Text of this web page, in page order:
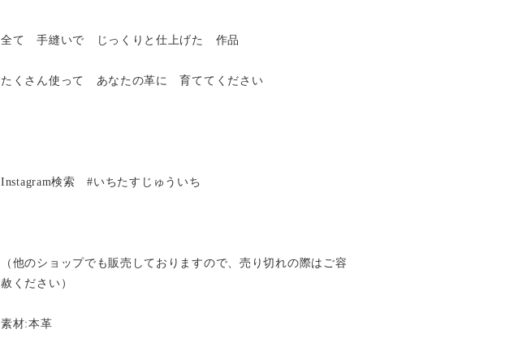
全て 手縫いで じっくりと仕上げた 作品
たくさん使って あなたの革に 育ててください
Instagram検索 #いちたすじゅういち
（他のショップでも販売しておりますので、売り切れの際はご容
赦ください）
素材:本革